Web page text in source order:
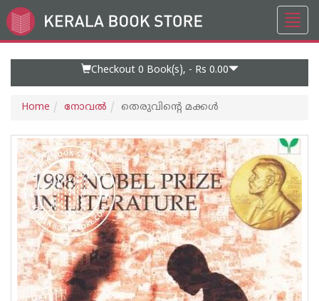
Go
to
Checkout 0 Book(s), - Rs 0.00
Home നോവല്‍ തെരുവിന്റെ മക്കൾ